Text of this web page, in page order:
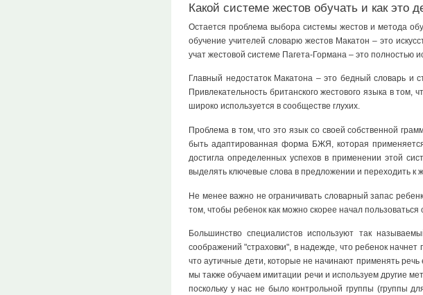
Какой системе жестов обучать и как это
Остается проблема выбора системы жестов и метода
обучение учителей словарю жестов Макатон – это
учат жестовой системе Пагета-Гормана – это полностью
Главный недостаток Макатона – это бедный словарь и
Привлекательность британского жестового языка в том,
широко используется в сообществе глухих.
Проблема в том, что это язык со своей собственной
быть адаптированная форма БЖЯ, которая
достигла определенных успехов в применении этой
выделять ключевые слова в предложении и переходить
Не менее важно не ограничивать словарный запас
том, чтобы ребенок как можно скорее начал
Большинство специалистов используют так
соображений "страховки", в надежде, что ребенок
что аутичные дети, которые не начинают применять
мы также обучаем имитации речи и используем другие
поскольку у нас не было контрольной группы (группы